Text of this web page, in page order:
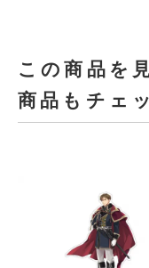
この商品を
商品もチェ